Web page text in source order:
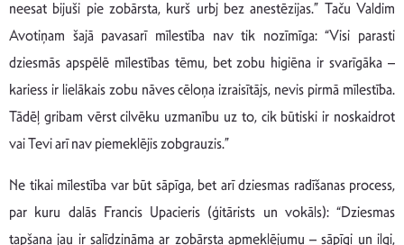
neesat bijuši pie zobārsta, kurš urbj bez anestēzijas.” Taču Valdim
Avotiņam šajā pavasarī mīlestība nav tik nozīmīga: “Visi parasti
dziesmās apspēlē mīlestības tēmu, bet zobu higiēna ir svarīgāka –
kariess ir lielākais zobu nāves cēloņa izraisītājs, nevis pirmā mīlestība.
Tādēļ gribam vērst cilvēku uzmanību uz to, cik būtiski ir noskaidrot
vai Tevi arī nav piemeklējis zobgrauzis.”
Ne tikai mīlestība var būt sāpīga, bet arī dziesmas radīšanas process,
par kuru dalās Francis Upacieris (ģitārists un vokāls): “Dziesmas
tapšana jau ir salīdzināma ar zobārsta apmeklējumu – sāpīgi un ilgi,